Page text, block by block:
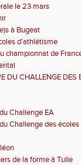
le 23 mars
à Bugeat
d’athlétisme
championnat de
DU CHALLENGE DES
Challenge EA
Challenge des
de la forme à Tulle